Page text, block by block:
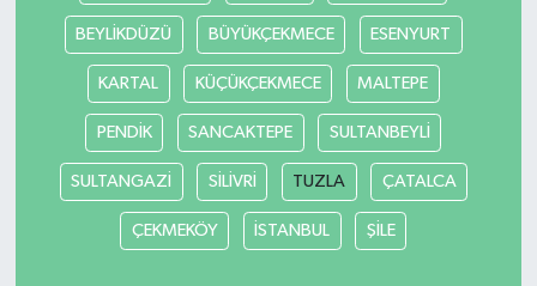
BEYLİKDÜZÜ BÜYÜKÇEKMECE ESENYURT
KARTAL KÜÇÜKÇEKMECE MALTEPE
PENDİK SANCAKTEPE SULTANBEYLİ
SULTANGAZİ SİLİVRİ TUZLA ÇATALCA
ÇEKMEKÖY İSTANBUL ŞİLE